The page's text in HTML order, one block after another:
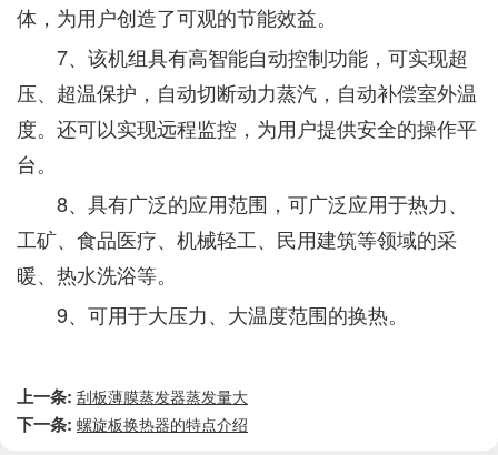
体，为用户创造了可观的节能效益。
7、该机组具有高智能自动控制功能，可实现超
压、超温保护，自动切断动力蒸汽，自动补偿室外温
度。还可以实现远程监控，为用户提供安全的操作平
台。
8、具有广泛的应用范围，可广泛应用于热力、
工矿、食品医疗、机械轻工、民用建筑等领域的采
暖、热水洗浴等。
9、可用于大压力、大温度范围的换热。
上一条: 刮板薄膜蒸发器蒸发量大
下一条: 螺旋板换热器的特点介绍